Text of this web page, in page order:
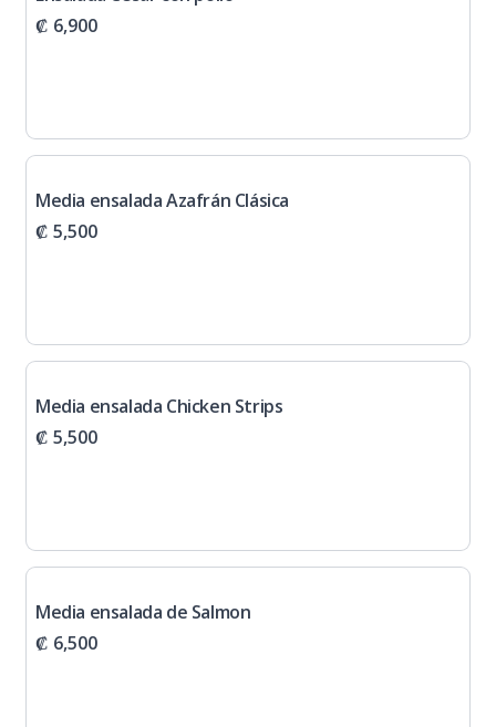
₡ 6,900
Media ensalada Azafrán Clásica
₡ 5,500
Media ensalada Chicken Strips
₡ 5,500
Media ensalada de Salmon
₡ 6,500